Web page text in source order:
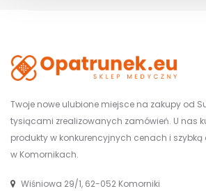
Twoje nowe ulubione miejsce na zakupy od
tysiącami zrealizowanych zamówień. U nas
produkty w konkurencyjnych cenach i
w Komornikach.
Wiśniowa 29/1, 62-052 Komorniki